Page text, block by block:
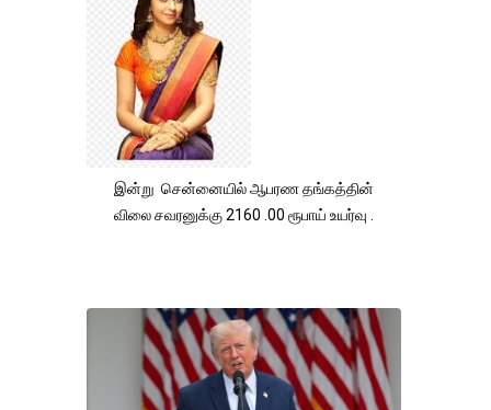
இன்று சென்னையில் ஆபரண தங்கத்தின்
விலை சவரனுக்கு 2160 .00 ரூபாய் உயர்வு .